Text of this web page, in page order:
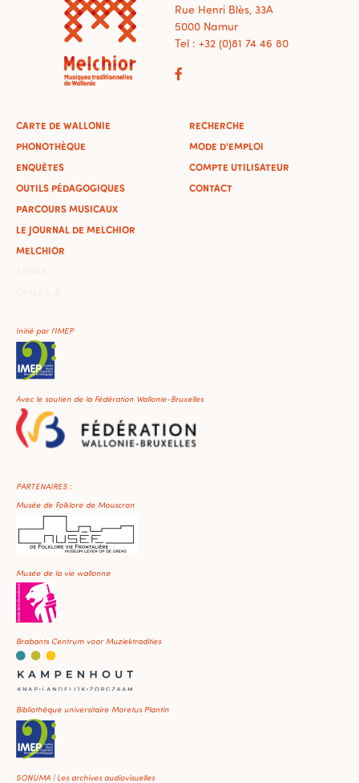
Rue Henri Blès, 33A
5000 Namur
Tel : +32 (0)81 74 46 80
CARTE DE WALLONIE
PHONOTHÈQUE
ENQUÊTES
OUTILS PÉDAGOGIQUES
PARCOURS MUSICAUX
LE JOURNAL DE MELCHIOR
MELCHIOR
RECHERCHE
MODE D'EMPLOI
COMPTE UTILISATEUR
CONTACT
Initié par l'IMEP
Avec le soutien de la Fédération Wallonie-Bruxelles
PARTENAIRES :
Musée de Folklore de Mouscron
Musée de la vie wallonne
Brabants Centrum voor Muziektradities
Bibliothèque universitaire Moretus Plantin
SONUMA | Les archives audiovisuelles